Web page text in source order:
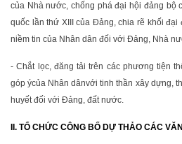
của Nhà nước, chống phá đại hội đảng bộ
quốc lần thứ XIII của Đảng, chia rẽ khối đại
niềm tin của Nhân dân đối với Đảng, Nhà
- Chắt lọc, đăng tải trên các phương tiện
góp ýcủa Nhân dânvới tinh thần xây dựng,
huyết đối với Đảng, đất nước.
II. TỔ CHỨC CÔNG BỐ DỰ THẢO CÁC